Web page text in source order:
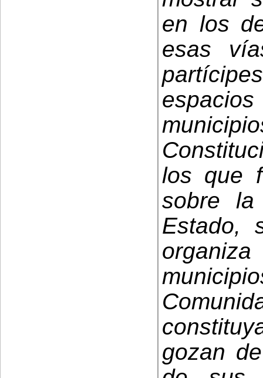
en los
esas
los que
sobre la
Estado,
gozan